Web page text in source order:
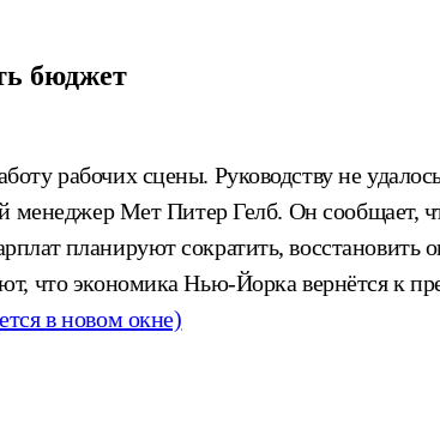
бюджет
рабочих сцены. Руководству не
менеджер Мет Питер Гелб. Он сообщает,
планируют сократить,
что экономика Нью-Йорка вернётся к
в новом окне)